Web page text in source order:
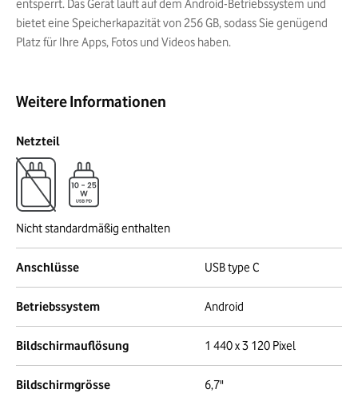
entsperrt. Das Gerät läuft auf dem Android-Betriebssystem und
bietet eine Speicherkapazität von 256 GB, sodass Sie genügend
Platz für Ihre Apps, Fotos und Videos haben.
Weitere Informationen
Netzteil
Nicht standardmäßig enthalten
Anschlüsse USB type C
Betriebssystem Android
Bildschirmauflösung 1 440 x 3 120 Pixel
Bildschirmgrösse 6,7"